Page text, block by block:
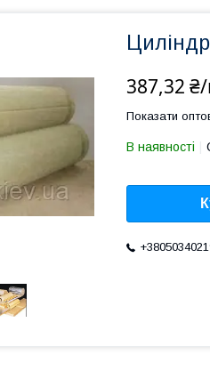
387,32
Показати
В наявності